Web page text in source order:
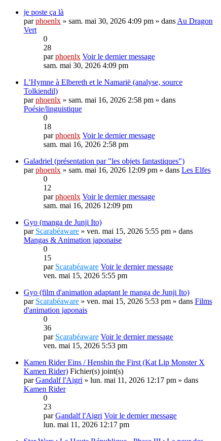
je poste ça là
parphoenlx » sam. mai 30, 2026 4:09 pm » dans Au Dragon
Vert
0
28
parphoenlx Voir le dernier message
sam. mai 30, 2026 4:09 pm
L’Hymne à Elbereth et le Namarië (analyse, source
Tolkiendil)
parphoenlx » sam. mai 16, 2026 2:58 pm » dans
Poésie/linguistique
0
18
parphoenlx Voir le dernier message
sam. mai 16, 2026 2:58 pm
Galadriel (présentation par "les objets fantastiques")
parphoenlx » sam. mai 16, 2026 12:09 pm » dans Les Elfes
0
12
parphoenlx Voir le dernier message
sam. mai 16, 2026 12:09 pm
Gyo (manga de Junji Ito)
par Scarabéaware » ven. mai 15, 2026 5:55 pm » dans
Mangas & Animation japonaise
0
15
par Scarabéaware Voir le dernier message
ven. mai 15, 2026 5:55 pm
Gyo (film d'animation adaptant le manga de Junji Ito)
par Scarabéaware » ven. mai 15, 2026 5:53 pm » dans Films
d'animation japonais
0
36
par Scarabéaware Voir le dernier message
ven. mai 15, 2026 5:53 pm
Kamen Rider Eins / Henshin the First (Kat Lip Monster X
Kamen Rider) Fichier(s) joint(s)
parGandalf l'Aigri » lun. mai 11, 2026 12:17 pm » dans
Kamen Rider
0
23
parGandalf l'Aigri Voir le dernier message
lun. mai 11, 2026 12:17 pm